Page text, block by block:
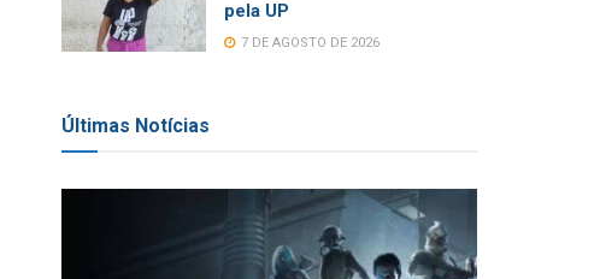
pela UP
7 DE AGOSTO DE 2026
Últimas Notícias